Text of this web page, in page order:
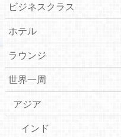
ビジネスクラス
ホテル
ラウンジ
世界一周
アジア
インド